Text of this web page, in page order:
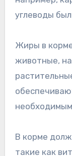
углеводы
Жиры в
животные,
В корме
такие как